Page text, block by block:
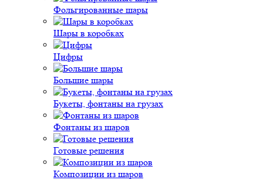
Фольгированные шары
Шары в коробках
Цифры
Большие шары
Букеты, фонтаны на грузах
Фонтаны из шаров
Готовые решения
Композиции из шаров